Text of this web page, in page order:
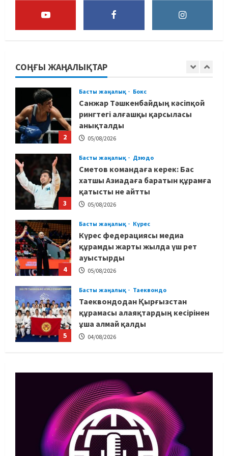
СОҢҒЫ ЖАҢАЛЫҚТАР
1 05/08/2026
2
Басты жаңалық Бокс
Санжар Тәшкенбайдың кәсіпқой
рингтегі алғашқы қарсыласы
анықталды
05/08/2026
3
Басты жаңалық Дзюдо
Сметов командаға керек: Бас
хатшы Азиадаға баратын құрамға
қатысты не айтты
05/08/2026
4
Басты жаңалық Күрес
Күрес федерациясы медиа
құрамды жарты жылда үш рет
ауыстырды
05/08/2026
5
Басты жаңалық Таеквондо
Таеквондодан Қырғызстан
құрамасы алаяқтардың кесірінен
ұша алмай қалды
04/08/2026
1
федерациясы дағыстандық
маманды тағы да шақыртты
05/08/2026
Басты жаңалық Бокс
Санжар Тәшкенбайдың кәсіпқой
рингтегі алғашқы қарсыласы